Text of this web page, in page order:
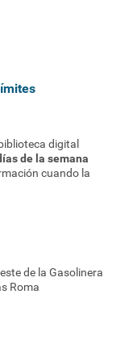
digital
de la semana
cuando la
de la Gasolinera
Roma